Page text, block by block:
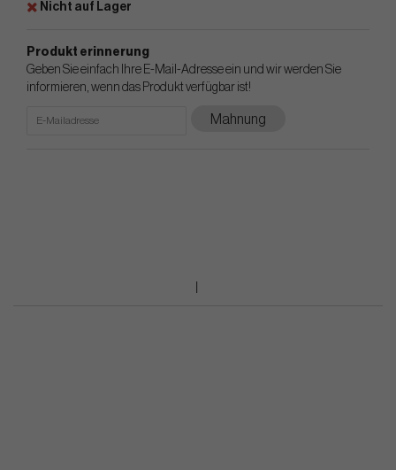
Nicht auf Lager
Produkt erinnerung
Geben Sie einfach Ihre E-Mail-Adresse ein und wir werden Sie
informieren, wenn das Produkt verfügbar ist!
Mahnung